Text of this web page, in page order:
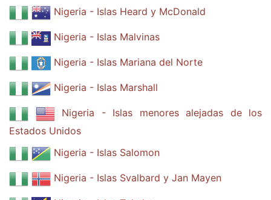
Nigeria - Islas Heard y McDonald
Nigeria - Islas Malvinas
Nigeria - Islas Mariana del Norte
Nigeria - Islas Marshall
Nigeria - Islas menores alejadas de los
Estados Unidos
Nigeria - Islas Salomon
Nigeria - Islas Svalbard y Jan Mayen